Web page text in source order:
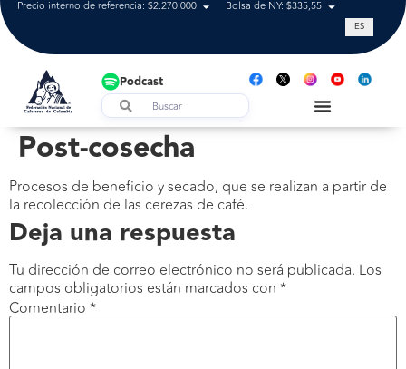
Precio interno de referencia: $2.270.000 Bolsa de NY: $335,55 Tasa de
ES
Podcast
Post-cosecha
Procesos de beneficio y secado, que se realizan a partir de
la recolección de las cerezas de café.
Deja una respuesta
Tu dirección de correo electrónico no será publicada. Los
campos obligatorios están marcados con *
Comentario *